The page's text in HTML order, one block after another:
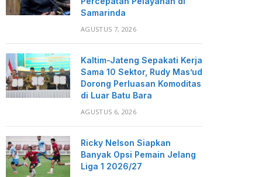
Samarinda
AGUSTUS 7, 2026
Kaltim-Jateng Sepakati Kerja
Sama 10 Sektor, Rudy Mas’ud
Dorong Perluasan Komoditas
di Luar Batu Bara
AGUSTUS 6, 2026
Ricky Nelson Siapkan
Banyak Opsi Pemain Jelang
Liga 1 2026/27